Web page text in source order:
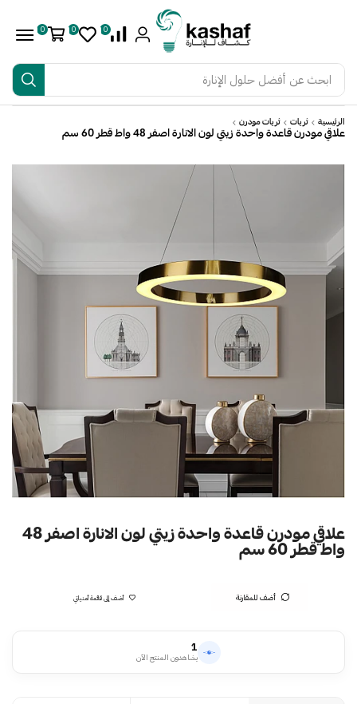
ابحث عن أفضل حلول الإنارة
0
0
0
الرئيسية ثريات ثريات مودرن
علاقي مودرن قاعدة واحدة زيتي لون الانارة اصفر 48 واط قطر 60 سم
علاقي مودرن قاعدة واحدة زيتي لون الانارة اصفر 48
واط قطر 60 سم
أضف للمقارنة أضف إلى قائمة أمنياتي
1
يشاهدون المنتج الآن